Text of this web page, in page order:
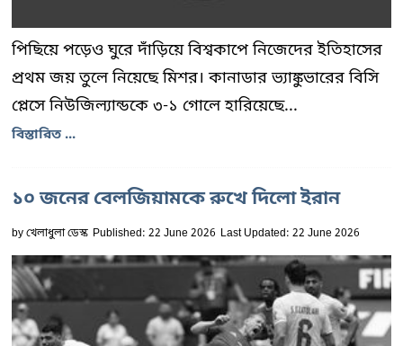
পিছিয়ে পড়েও ঘুরে দাঁড়িয়ে বিশ্বকাপে নিজেদের ইতিহাসের
প্রথম জয় তুলে নিয়েছে মিশর। কানাডার ভ্যাঙ্কুভারের বিসি
প্লেসে নিউজিল্যান্ডকে ৩-১ গোলে হারিয়েছে...
বিস্তারিত ...
১০ জনের বেলজিয়ামকে রুখে দিলো ইরান
byখেলাধুলা ডেস্ক Published: 22 June 2026 Last Updated: 22 June 2026